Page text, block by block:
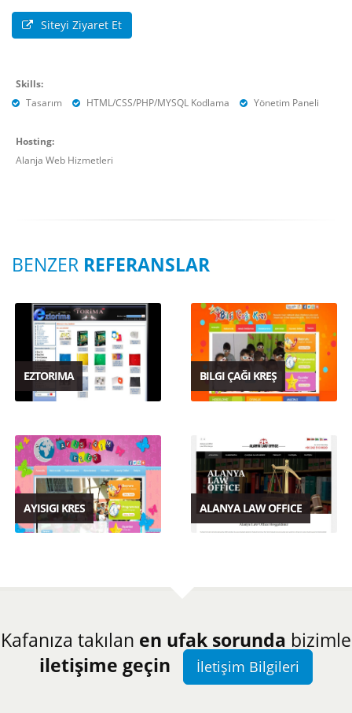
Siteyi Ziyaret Et
Skills:
Tasarım
HTML/CSS/PHP/MYSQL Kodlama Yönetim Paneli
Hosting:
Alanja Web Hizmetleri
BENZER REFERANSLAR
EZTORIMA BILGI ÇAĞI KREŞ
AYISIGI KRES ALANYA LAW OFFICE
Kafanıza takılan en ufak sorunda bizimle
iletişime geçin
İletişim Bilgileri